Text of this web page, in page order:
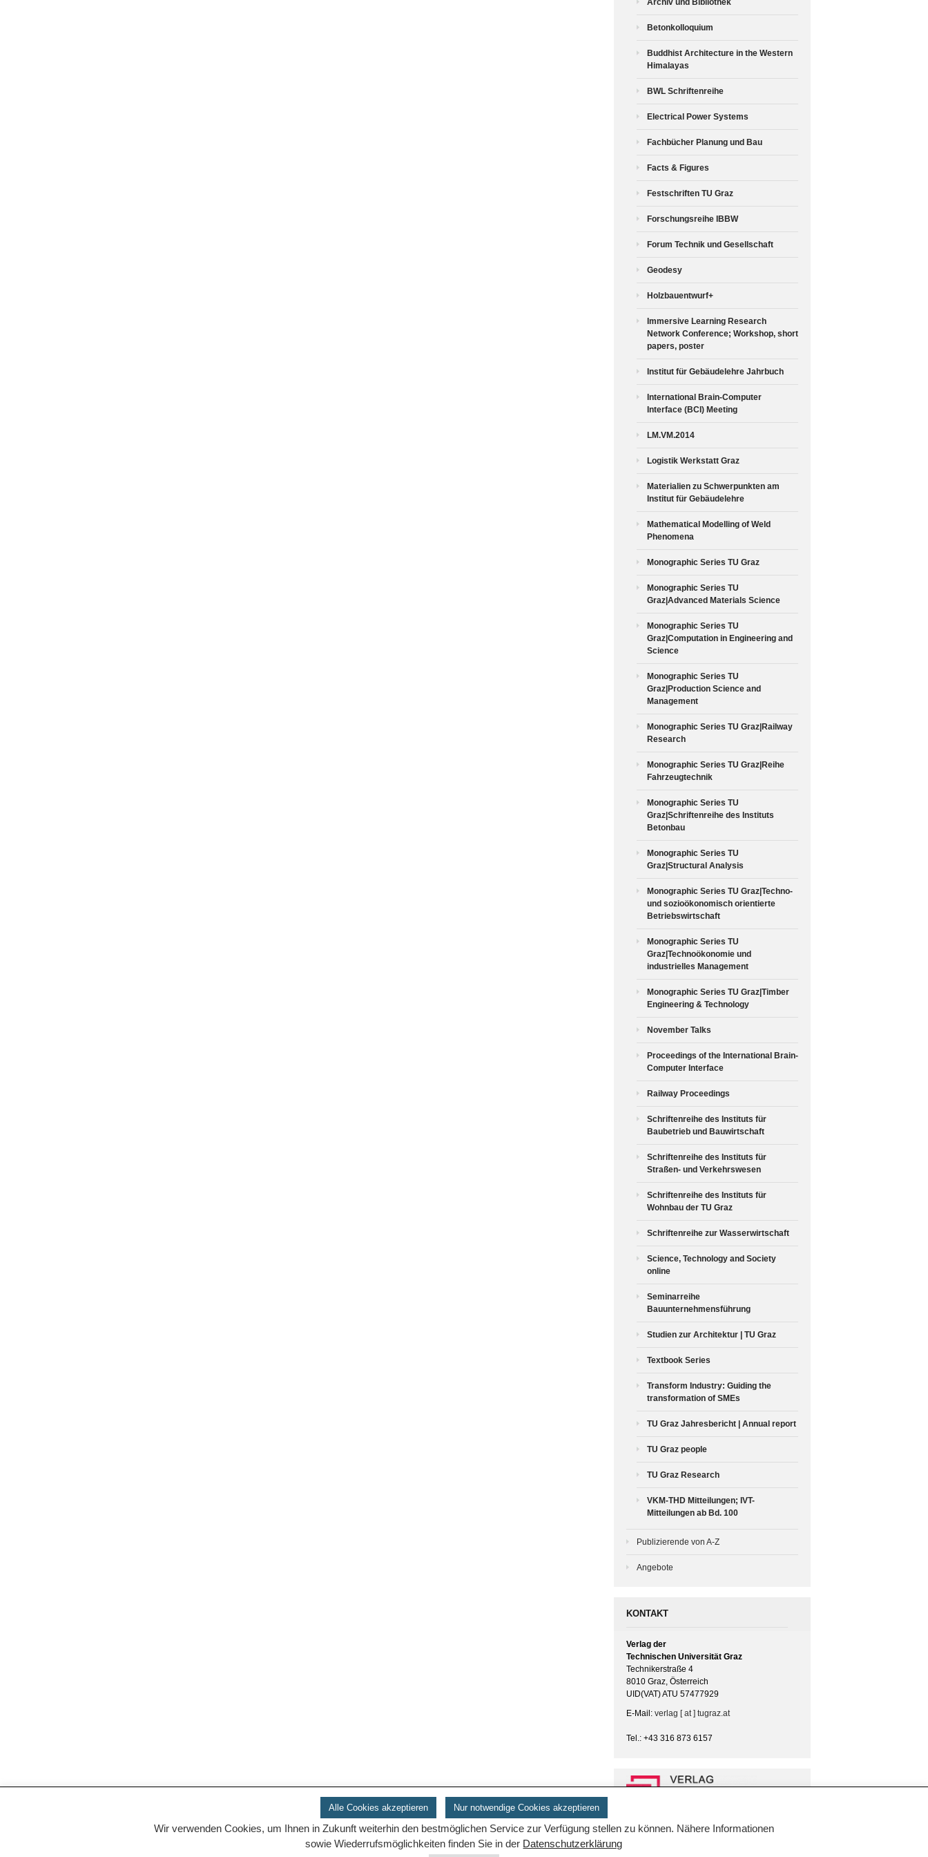
Betonkolloquium
Buddhist Architecture in the Western
Himalayas
BWL Schriftenreihe
Electrical Power Systems
Fachbücher Planung und Bau
Facts & Figures
Festschriften TU Graz
Forschungsreihe IBBW
Forum Technik und Gesellschaft
Geodesy
Holzbauentwurf+
Immersive Learning Research
Network Conference; Workshop, short
papers, poster
Institut für Gebäudelehre Jahrbuch
International Brain-Computer
Interface (BCI) Meeting
LM.VM.2014
Logistik Werkstatt Graz
Materialien zu Schwerpunkten am
Institut für Gebäudelehre
Mathematical Modelling of Weld
Phenomena
Monographic Series TU Graz
Monographic Series TU
Graz|Advanced Materials Science
Monographic Series TU
Graz|Computation in Engineering and
Science
Monographic Series TU
Graz|Production Science and
Management
Monographic Series TU Graz|Railway
Research
Monographic Series TU Graz|Reihe
Fahrzeugtechnik
Monographic Series TU
Graz|Schriftenreihe des Instituts
Betonbau
Monographic Series TU
Graz|Structural Analysis
Monographic Series TU Graz|Techno-
und sozioökonomisch orientierte
Betriebswirtschaft
Monographic Series TU
Graz|Technoökonomie und
industrielles Management
Monographic Series TU Graz|Timber
Engineering & Technology
November Talks
Proceedings of the International Brain-
Computer Interface
Railway Proceedings
Schriftenreihe des Instituts für
Baubetrieb und Bauwirtschaft
Schriftenreihe des Instituts für
Straßen- und Verkehrswesen
Schriftenreihe des Instituts für
Wohnbau der TU Graz
Schriftenreihe zur Wasserwirtschaft
Science, Technology and Society
online
Seminarreihe
Bauunternehmensführung
Studien zur Architektur | TU Graz
Textbook Series
Transform Industry: Guiding the
transformation of SMEs
TU Graz Jahresbericht | Annual report
TU Graz people
TU Graz Research
VKM-THD Mitteilungen; IVT-
Mitteilungen ab Bd. 100
Publizierende von A-Z
Angebote
KONTAKT
Verlag der
Technischen Universität Graz
Technikerstraße 4
8010 Graz, Österreich
UID(VAT) ATU 57477929
E-Mail: verlag [ at ] tugraz.at
Tel.: +43 316 873 6157
Alle Cookies akzeptieren Nur notwendige Cookies akzeptieren
Wir verwenden Cookies, um Ihnen in Zukunft weiterhin den bestmöglichen Service zur Verfügung stellen zu können. Nähere Informationen
sowie Wiederrufsmöglichkeiten finden Sie in der Datenschutzerklärung